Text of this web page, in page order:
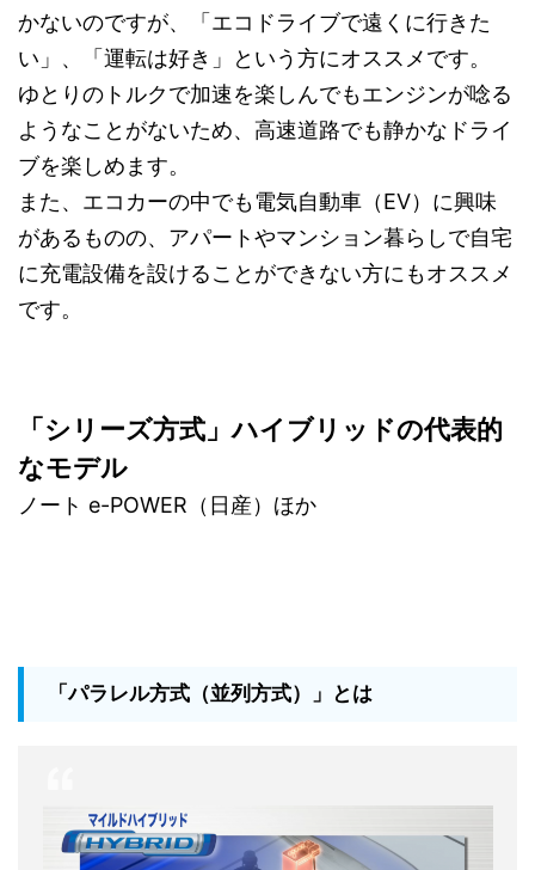
かないのですが、「エコドライブで遠くに行きた
い」、「運転は好き」という方にオススメです。
ゆとりのトルクで加速を楽しんでもエンジンが唸る
ようなことがないため、高速道路でも静かなドライ
ブを楽しめます。
また、エコカーの中でも電気自動車（EV）に興味
があるものの、アパートやマンション暮らしで自宅
に充電設備を設けることができない方にもオススメ
です。
「シリーズ方式」ハイブリッドの代表的
なモデル
ノート e-POWER（日産）ほか
「パラレル方式（並列方式）」とは